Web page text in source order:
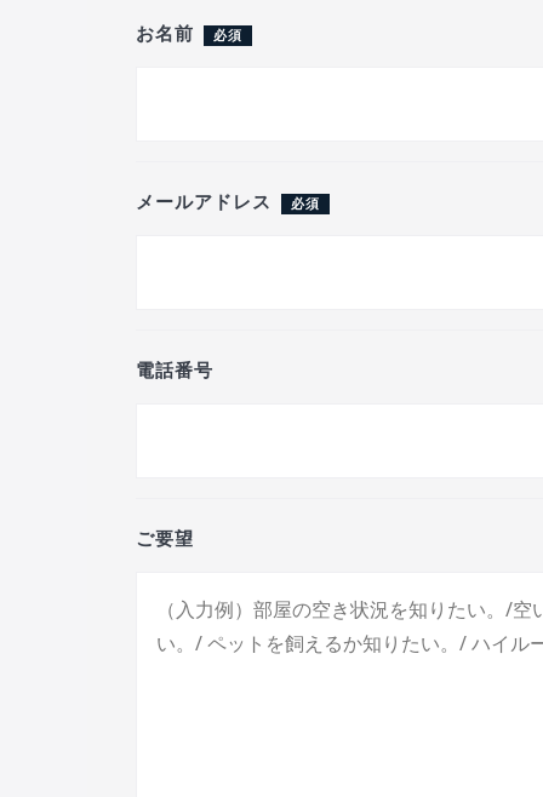
お名前 必須
メールアドレス 必須
電話番号
ご要望